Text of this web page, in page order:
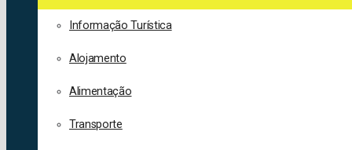
Informação Turística
Alojamento
Alimentação
Transporte